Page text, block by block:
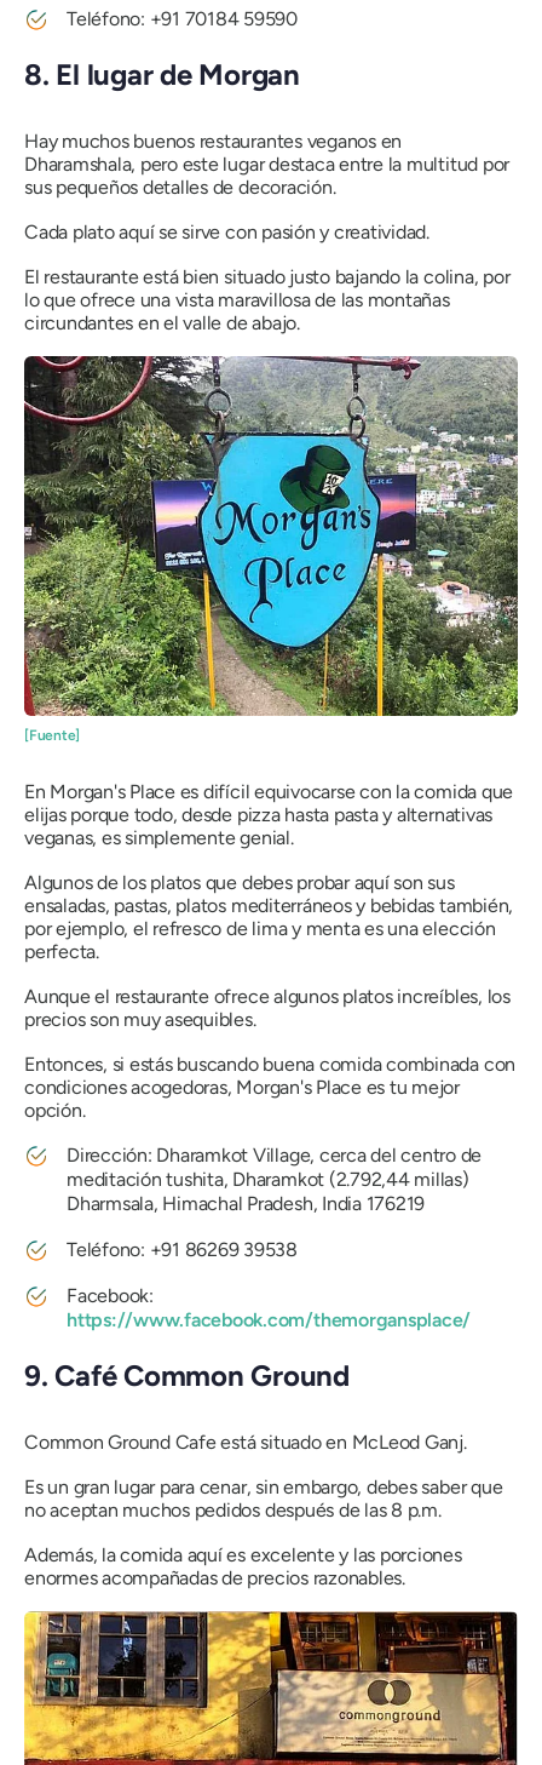
Teléfono: +91 70184 59590
8. El lugar de Morgan
Hay muchos buenos restaurantes veganos en
Dharamshala, pero este lugar destaca entre la multitud por
sus pequeños detalles de decoración.
Cada plato aquí se sirve con pasión y creatividad.
El restaurante está bien situado justo bajando la colina, por
lo que ofrece una vista maravillosa de las montañas
circundantes en el valle de abajo.
[Fuente]
En Morgan's Place es difícil equivocarse con la comida que
elijas porque todo, desde pizza hasta pasta y alternativas
veganas, es simplemente genial.
Algunos de los platos que debes probar aquí son sus
ensaladas, pastas, platos mediterráneos y bebidas también,
por ejemplo, el refresco de lima y menta es una elección
perfecta.
Aunque el restaurante ofrece algunos platos increíbles, los
precios son muy asequibles.
Entonces, si estás buscando buena comida combinada con
condiciones acogedoras, Morgan's Place es tu mejor
opción.
Dirección: Dharamkot Village, cerca del centro de
meditación tushita, Dharamkot (2.792,44 millas)
Dharmsala, Himachal Pradesh, India 176219
Teléfono: +91 86269 39538
Facebook:
https://www.facebook.com/themorgansplace/
9. Café Common Ground
Common Ground Cafe está situado en McLeod Ganj.
Es un gran lugar para cenar, sin embargo, debes saber que
no aceptan muchos pedidos después de las 8 p.m.
Además, la comida aquí es excelente y las porciones
enormes acompañadas de precios razonables.